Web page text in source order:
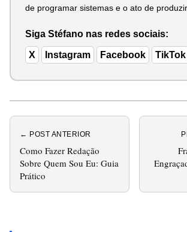
de programar sistemas e o ato de produzir
Siga Stéfano nas redes sociais:
X Instagram Facebook TikTok
← POST ANTERIOR
Como Fazer Redação
Sobre Quem Sou Eu: Guia
Prático